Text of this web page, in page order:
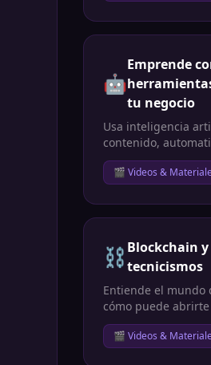
mis propios
en un curso
🤖
Emprende
tu negocio
Usa inteligencia
contenido,
vender más — sin
🎬 Videos &
⛓️ Blockchain y
tecnicismos
Entiende el mundo
cómo puede
reales de negocio
🎬 Videos &